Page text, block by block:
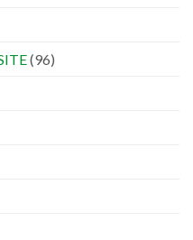
(96)